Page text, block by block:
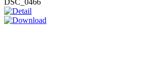
DSC_0466